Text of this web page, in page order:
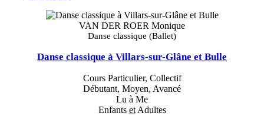
VAN DER ROER Monique
Danse classique (Ballet)
Danse classique à Villars-sur-Glâne et Bulle
Cours Particulier, Collectif
Débutant, Moyen, Avancé
Lu à Me
Enfants etAdultes